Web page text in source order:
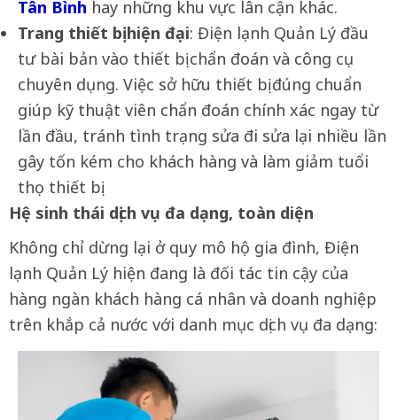
Tân Bình hay những khu vực lân cận khác.
Trang thiết bị hiện đại: Điện lạnh Quản Lý đầu
tư bài bản vào thiết bị chẩn đoán và công cụ
chuyên dụng. Việc sở hữu thiết bị đúng chuẩn
giúp kỹ thuật viên chẩn đoán chính xác ngay từ
lần đầu, tránh tình trạng sửa đi sửa lại nhiều lần
gây tốn kém cho khách hàng và làm giảm tuổi
thọ thiết bị.
Hệ sinh thái dịch vụ đa dạng, toàn diện
Không chỉ dừng lại ở quy mô hộ gia đình, Điện
lạnh Quản Lý hiện đang là đối tác tin cậy của
hàng ngàn khách hàng cá nhân và doanh nghiệp
trên khắp cả nước với danh mục dịch vụ đa dạng: